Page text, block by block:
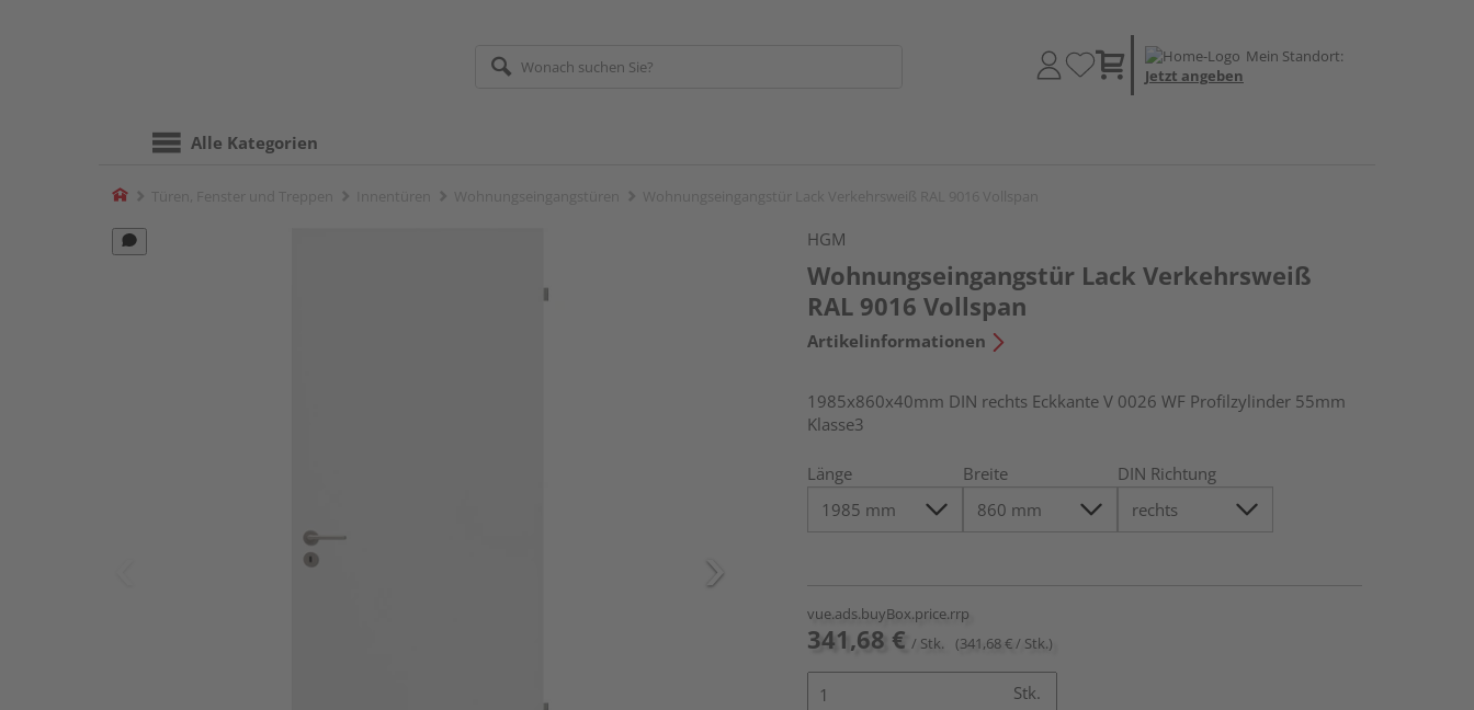
Mein Standort:
Jetzt angeben
Alle Kategorien
Home
HGM
Wohnungseingangstür Lack Verkehrsweiß
RAL 9016 Vollspan
Artikelinformationen
1985x860x40mm DIN rechts Eckkante V 0026 WF Profilzylinder 55mm
Klasse3
Länge Breite DIN Richtung
vue.ads.buyBox.price.rrp
341,68 € / Stk. (341,68 € / Stk.)
Stk.